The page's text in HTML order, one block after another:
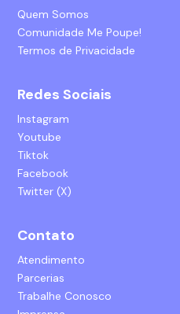
Quem Somos
Comunidade Me Poupe!
Termos de Privacidade
Redes Sociais
Instagram
Youtube
Tiktok
Facebook
Twitter (X)
Contato
Atendimento
Parcerias
Trabalhe Conosco